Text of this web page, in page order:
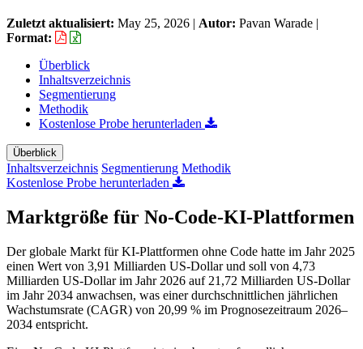
Zuletzt aktualisiert: May 25, 2026 | Autor: Pavan Warade |
Format:
Überblick
Inhaltsverzeichnis
Segmentierung
Methodik
Kostenlose Probe herunterladen
Überblick
Inhaltsverzeichnis Segmentierung Methodik
Kostenlose Probe herunterladen
Marktgröße für No-Code-KI-Plattformen
Der globale Markt für KI-Plattformen ohne Code hatte im Jahr 2025
einen Wert von 3,91 Milliarden US-Dollar und soll von 4,73
Milliarden US-Dollar im Jahr 2026 auf 21,72 Milliarden US-Dollar
im Jahr 2034 anwachsen, was einer durchschnittlichen jährlichen
Wachstumsrate (CAGR) von 20,99 % im Prognosezeitraum 2026–
2034 entspricht.